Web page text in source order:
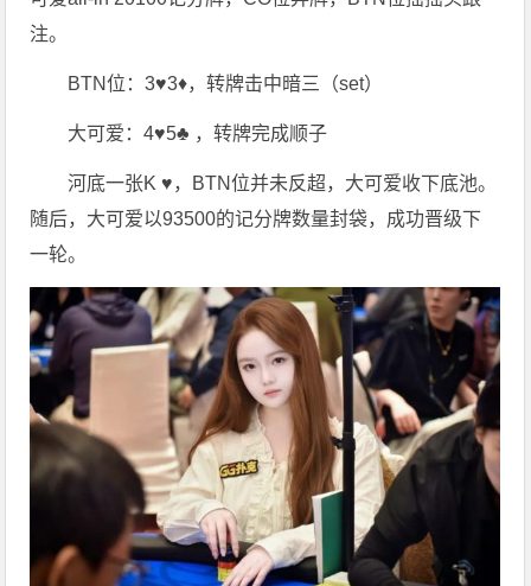
注。
BTN位：3♥️3♦️，转牌击中暗三（set）
大可爱：4♥️5♣️ ，转牌完成顺子
河底一张K ♥️，BTN位并未反超，大可爱收下底池。
随后，大可爱以93500的记分牌数量封袋，成功晋级下
一轮。